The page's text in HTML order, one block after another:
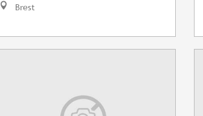
Brest